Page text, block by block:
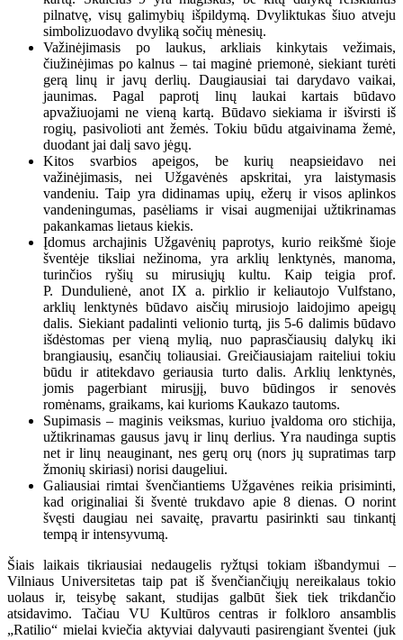
pilnatvę, visų galimybių išpildymą. Dvyliktukas šiuo atveju
simbolizuodavo dvyliką sočių mėnesių.
Važinėjimasis po laukus, arkliais kinkytais vežimais,
čiužinėjimas po kalnus – tai maginė priemonė, siekiant turėti
gerą linų ir javų derlių. Daugiausiai tai darydavo vaikai,
jaunimas. Pagal paprotį linų laukai kartais būdavo
apvažiuojami ne vieną kartą. Būdavo siekiama ir išvirsti iš
rogių, pasivolioti ant žemės. Tokiu būdu atgaivinama žemė,
duodant jai dalį savo jėgų.
Kitos svarbios apeigos, be kurių neapsieidavo nei
važinėjimasis, nei Užgavėnės apskritai, yra laistymasis
vandeniu. Taip yra didinamas upių, ežerų ir visos aplinkos
vandeningumas, pasėliams ir visai augmenijai užtikrinamas
pakankamas lietaus kiekis.
Įdomus archajinis Užgavėnių paprotys, kurio reikšmė šioje
šventėje tiksliai nežinoma, yra arklių lenktynės, manoma,
turinčios ryšių su mirusiųjų kultu. Kaip teigia prof.
P. Dundulienė, anot IX a. pirklio ir keliautojo Vulfstano,
arklių lenktynės būdavo aisčių mirusiojo laidojimo apeigų
dalis. Siekiant padalinti velionio turtą, jis 5-6 dalimis būdavo
išdėstomas per vieną mylią, nuo paprasčiausių dalykų iki
brangiausių, esančių toliausiai. Greičiausiajam raiteliui tokiu
būdu ir atitekdavo geriausia turto dalis. Arklių lenktynės,
jomis pagerbiant mirusįjį, buvo būdingos ir senovės
romėnams, graikams, kai kurioms Kaukazo tautoms.
Supimasis – maginis veiksmas, kuriuo įvaldoma oro stichija,
užtikrinamas gausus javų ir linų derlius. Yra naudinga suptis
net ir linų neauginant, nes gerų orų (nors jų supratimas tarp
žmonių skiriasi) norisi daugeliui.
Galiausiai rimtai švenčiantiems Užgavėnes reikia prisiminti,
kad originaliai ši šventė trukdavo apie 8 dienas. O norint
švęsti daugiau nei savaitę, pravartu pasirinkti sau tinkantį
tempą ir intensyvumą.
Šiais laikais tikriausiai nedaugelis ryžtųsi tokiam išbandymui –
Vilniaus Universitetas taip pat iš švenčiančiųjų nereikalaus tokio
uolaus ir, teisybę sakant, studijas galbūt šiek tiek trikdančio
atsidavimo. Tačiau VU Kultūros centras ir folkloro ansamblis
„Ratilio“ mielai kviečia aktyviai dalyvauti pasirengiant šventei (juk